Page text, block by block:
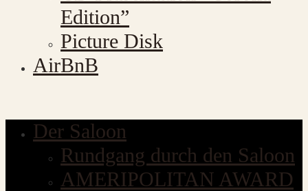
Edition”
Picture Disk
AirBnB
Der Saloon
Rundgang durch den Saloon
AMERIPOLITAN AWARD